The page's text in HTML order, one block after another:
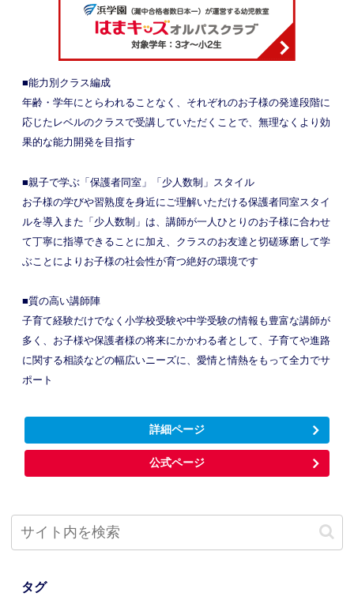
■能力別クラス編成
年齢・学年にとらわれることなく、それぞれのお子様の発達段階に
応じたレベルのクラスで受講していただくことで、無理なくより効
果的な能力開発を目指す
■親子で学ぶ「保護者同室」「少人数制」スタイル
お子様の学びや習熟度を身近にご理解いただける保護者同室スタイ
ルを導入また「少人数制」は、講師が一人ひとりのお子様に合わせ
て丁寧に指導できることに加え、クラスのお友達と切磋琢磨して学
ぶことによりお子様の社会性が育つ絶好の環境です
■質の高い講師陣
子育て経験だけでなく小学校受験や中学受験の情報も豊富な講師が
多く、お子様や保護者様の将来にかかわる者として、子育てや進路
に関する相談などの幅広いニーズに、愛情と情熱をもって全力でサ
ポート
詳細ページ
公式ページ
タグ